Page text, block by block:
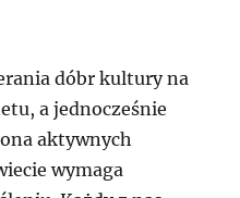
dóbr kultury na
a jednocześnie
aktywnych
wymaga